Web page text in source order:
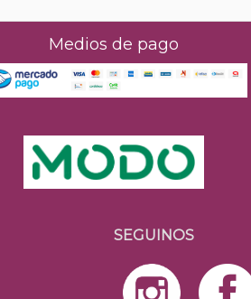
Medios de pago
SEGUINOS